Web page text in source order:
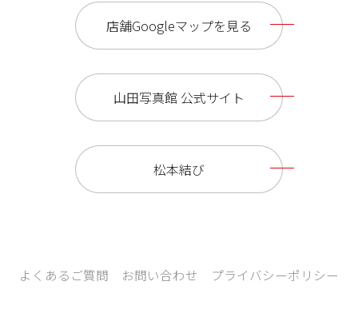
店舗Googleマップを見る
山田写真館 公式サイト
松本結び
よくあるご質問 お問い合わせ プライバシーポリシー